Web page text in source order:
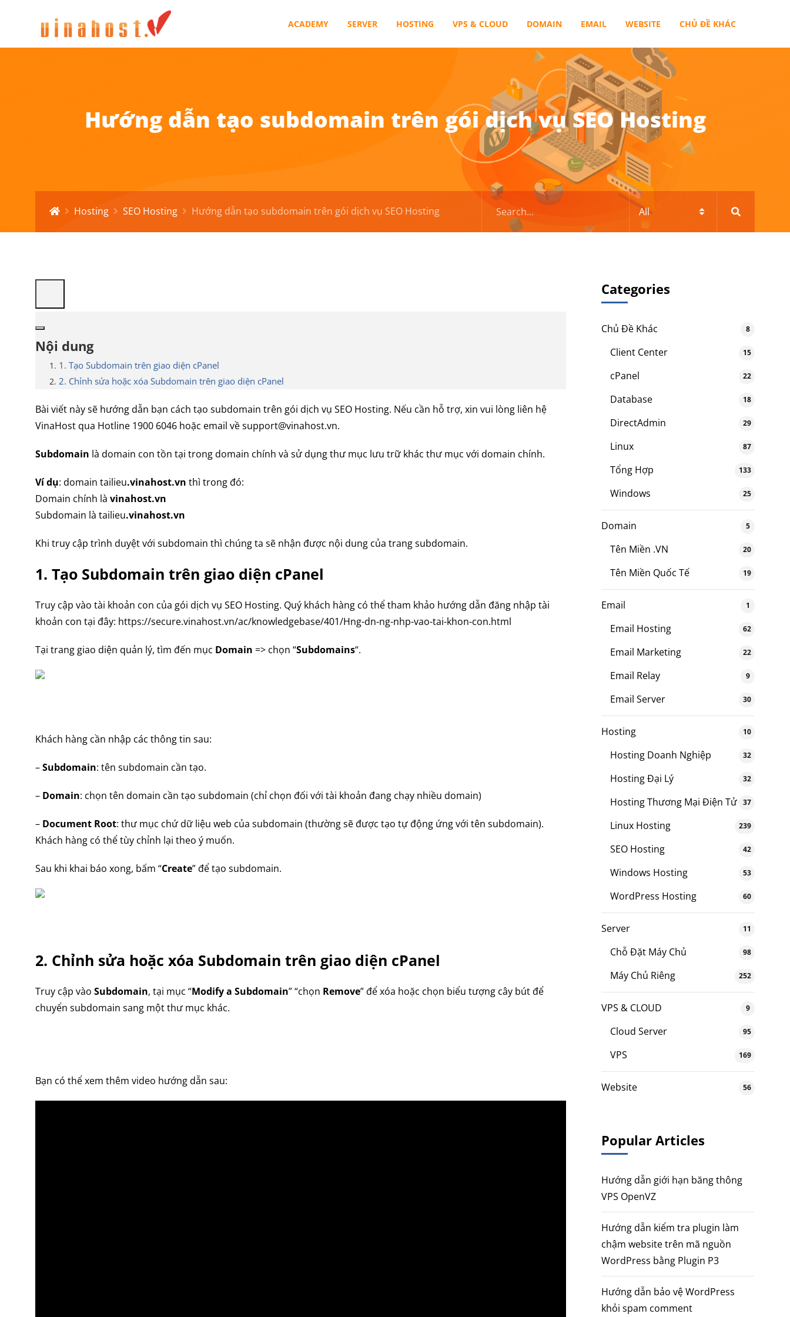
ACADEMY SERVER HOSTING VPS & CLOUD DOMAIN EMAIL WEBSITE CHỦ ĐỀ KHÁC
Hướng dẫn tạo subdomain trên gói dịch vụ SEO Hosting
Hosting SEO Hosting Hướng dẫn tạo subdomain trên gói dịch vụ SEO Hosting
Nội dung
1. Tạo Subdomain trên giao diện cPanel
2. Chỉnh sửa hoặc xóa Subdomain trên giao diện cPanel
Bài viết này sẽ hướng dẫn bạn cách tạo subdomain trên gói dịch vụ SEO Hosting. Nếu cần hỗ trợ, xin vui lòng liên hệ
VinaHost qua Hotline 1900 6046 hoặc email về support@vinahost.vn.
Subdomain là domain con tồn tại trong domain chính và sử dụng thư mục lưu trữ khác thư mục với domain chính.
Ví dụ: domain tailieu.vinahost.vn thì trong đó:
Domain chính là vinahost.vn
Subdomain là tailieu.vinahost.vn
Khi truy cập trình duyệt với subdomain thì chúng ta sẽ nhận được nội dung của trang subdomain.
1. Tạo Subdomain trên giao diện cPanel
Truy cập vào tài khoản con của gói dịch vụ SEO Hosting. Quý khách hàng có thể tham khảo hướng dẫn đăng nhập tài
khoản con tại đây: https://secure.vinahost.vn/ac/knowledgebase/401/Hng-dn-ng-nhp-vao-tai-khon-con.html
Tại trang giao diện quản lý, tìm đến mục Domain => chọn “Subdomains“.
Khách hàng cần nhập các thông tin sau:
–Subdomain: tên subdomain cần tạo.
– Domain: chọn tên domain cần tạo subdomain (chỉ chọn đối với tài khoản đang chạy nhiều domain)
– Document Root: thư mục chứ dữ liệu web của subdomain (thường sẽ được tạo tự động ứng với tên subdomain).
Khách hàng có thể tùy chỉnh lại theo ý muốn.
Sau khi khai báo xong, bấm “Create” để tạo subdomain.
2. Chỉnh sửa hoặc xóa Subdomain trên giao diện cPanel
Truy cập vào Subdomain, tại mục “Modify a Subdomain” “chọn Remove” để xóa hoặc chọn biểu tượng cây bút để
chuyển subdomain sang một thư mục khác.
Bạn có thể xem thêm video hướng dẫn sau:
Categories
Chủ Đề Khác 8
Client Center 15
cPanel 22
Database 18
DirectAdmin 29
Linux 87
Tổng Hợp 133
Windows 25
Domain 5
Tên Miền .VN 20
Tên Miền Quốc Tế 19
Email 1
Email Hosting 62
Email Marketing 22
Email Relay 9
Email Server 30
Hosting 10
Hosting Doanh Nghiệp 32
Hosting Đại Lý 32
Hosting Thương Mại Điện Tử 37
Linux Hosting 239
SEO Hosting 42
Windows Hosting 53
WordPress Hosting 60
Server 11
Chỗ Đặt Máy Chủ 98
Máy Chủ Riêng 252
VPS & CLOUD 9
Cloud Server 95
VPS 169
Website 56
Popular Articles
Hướng dẫn giới hạn băng thông
VPS OpenVZ
Hướng dẫn kiểm tra plugin làm
chậm website trên mã nguồn
WordPress bằng Plugin P3
Hướng dẫn bảo vệ WordPress
khỏi spam comment